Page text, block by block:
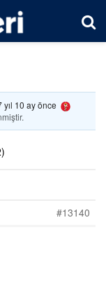
yıl 10 ay önce
#13140